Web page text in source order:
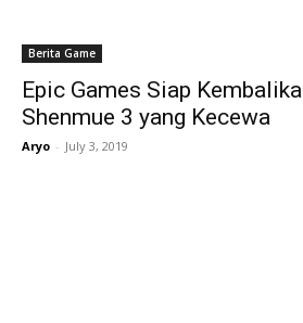
Berita Game
Epic Games Siap
Shenmue 3 yang Kecewa
Aryo - July 3, 2019